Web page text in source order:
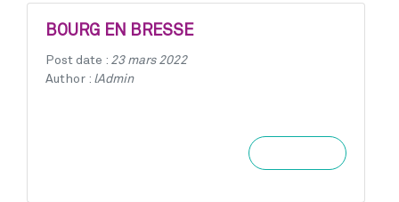
BOURG EN BRESSE
Post date : 23 mars 2022
Author : lAdmin